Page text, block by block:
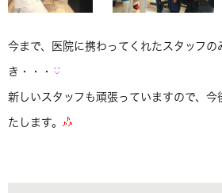
今まで、医院に携わってくれたスタッフの
き・・・
新しいスタッフも頑張っていますので、今
たします。